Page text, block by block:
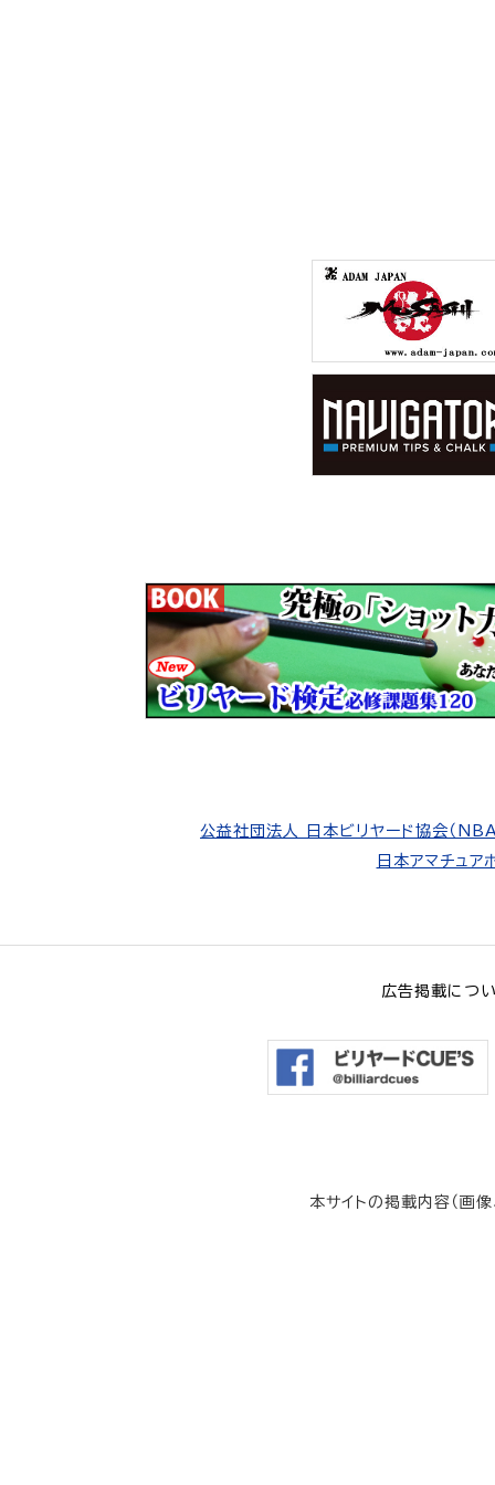
公益社団法人 日本ビリヤード協会（NBA
日本アマチュア
広告掲載につ
本サイトの掲載内容（画